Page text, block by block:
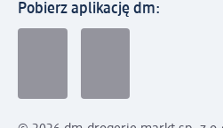
Pobierz aplikację dm: